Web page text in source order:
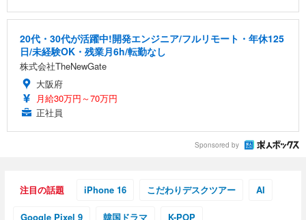
20代・30代が活躍中!開発エンジニア/フルリモート・年休125
日/未経験OK・残業月6h/転勤なし
株式会社TheNewGate
大阪府
月給30万円～70万円
正社員
Sponsored by
注目の話題 iPhone 16 こだわりデスクツアー AI
Google Pixel 9 韓国ドラマ K-POP